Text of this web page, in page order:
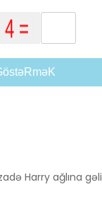
Harry ağlına